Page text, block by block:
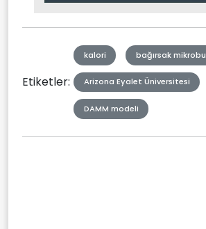
Etiketler:
kalori bağırsak mikrobu
Arizona Eyalet Üniversitesi
DAMM modeli